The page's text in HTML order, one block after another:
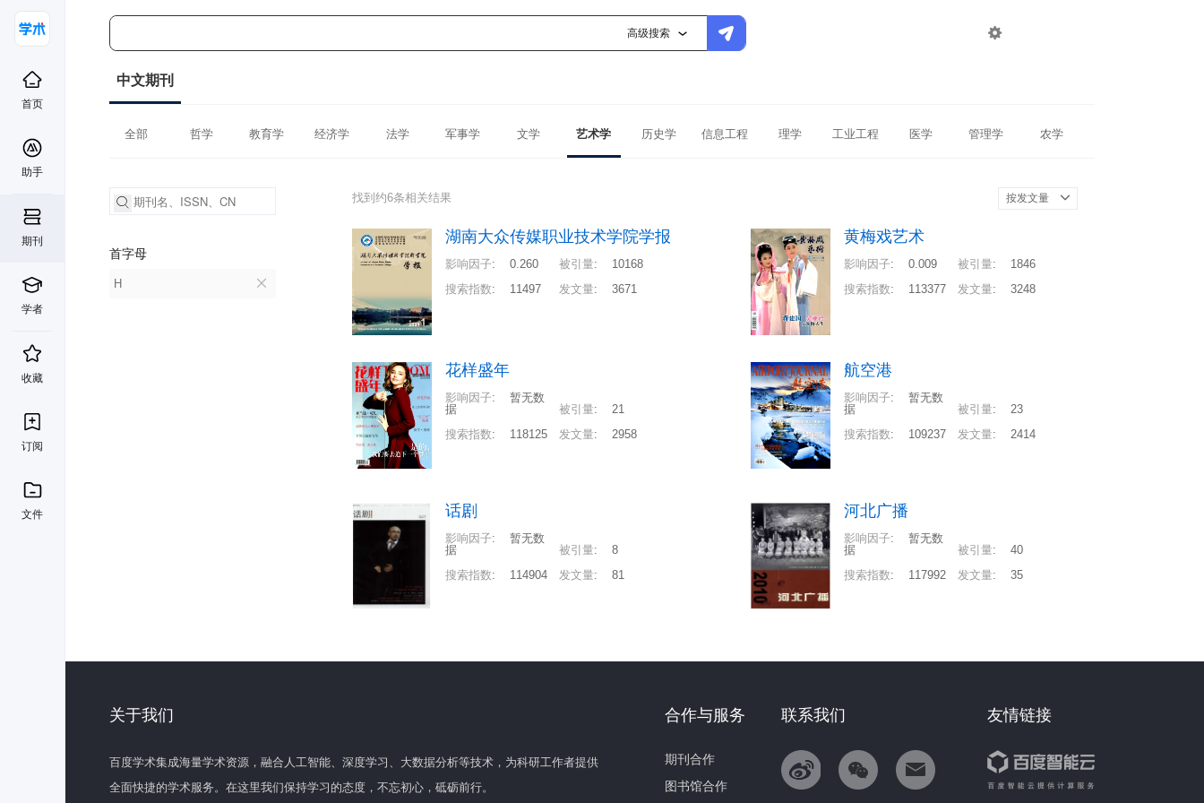
高级搜索 
首页
助手
期刊
学者
收藏
订阅
文件
中文期刊
全部 哲学 教育学 经济学 法学 军事学 文学 艺术学 历史学 信息工程 理学 工业工程 医学 管理学 农学
首字母
H
找到约6条相关结果 按发文量
湖南大众传媒职业技术学院学报
影响因子: 0.260 被引量:
10168
搜索指数: 11497 发文量: 3671
黄梅戏艺术
影响因子: 0.009 被引量:
1846
搜索指数: 113377 发文量: 3248
花样盛年
影响因子:
暂无数
据
被引量:
21
搜索指数: 118125 发文量: 2958
航空港
影响因子:
暂无数
据
被引量:
23
搜索指数: 109237 发文量: 2414
话剧
影响因子:
暂无数
据
被引量:
8
搜索指数: 114904 发文量: 81
河北广播
影响因子:
暂无数
据
被引量:
40
搜索指数: 117992 发文量: 35
关于我们
百度学术集成海量学术资源，融合人工智能、深度学习、大数据分析等技术，为科研工作者提供
全面快捷的学术服务。在这里我们保持学习的态度，不忘初心，砥砺前行。
友情链接
联系我们
合作与服务
期刊合作
图书馆合作